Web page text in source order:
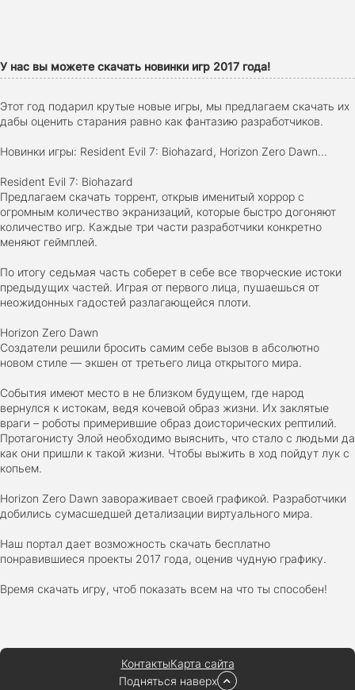
2020 49.4 GB
Ghost of Tsushima: Director's Cut v.1053.9.0623.1807
2020-2024 68,09 Гб
Euro Truck Simulator 2 v.1.60.1.7s [Папка игры] (2012)
Forza Horizon 5 v.688.044 [Папка игры] (2021)
2021 176,66 Гб
У нас вы можете скачать новинки игр 2017 года!
Этот год подарил крутые новые игры, мы предлагаем скачать их
дабы оценить старания равно как фантазию разработчиков.
Новинки игры: Resident Evil 7: Biohazard, Horizon Zero Dawn...
Resident Evil 7: Biohazard
Предлагаем скачать торрент, открыв именитый хоррор с
огромным количество экранизаций, которые быстро догоняют
количество игр. Каждые три части разработчики конкретно
меняют геймплей.
По итогу седьмая часть соберет в себе все творческие истоки
предыдущих частей. Играя от первого лица, пушаешься от
неожидонных гадостей разлагающейся плоти.
Horizon Zero Dawn
Создатели решили бросить самим себе вызов в абсолютно
новом стиле — экшен от третьего лица открытого мира.
События имеют место в не близком будущем, где народ
вернулся к истокам, ведя кочевой образ жизни. Их заклятые
враги – роботы примерившие образ доисторических рептилий.
Протагонисту Элой необходимо выяснить, что стало с людьми да
как они пришли к такой жизни. Чтобы выжить в ход пойдут лук с
копьем.
Horizon Zero Dawn завораживает своей графикой. Разработчики
добились сумасшедшей детализации виртуального мира.
Наш портал дает возможность скачать бесплатно
понравившиеся проекты 2017 года, оценив чудную графику.
Время скачать игру, чтоб показать всем на что ты способен!
КонтактыКарта сайта
Подняться наверх